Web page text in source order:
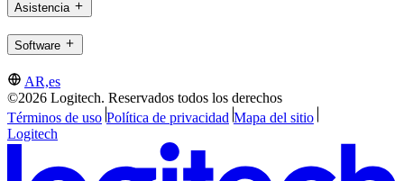
Asistencia
Software
AR,es
©2026 Logitech. Reservados todos los derechos
Términos de uso Política de privacidad Mapa del sitio
Logitech